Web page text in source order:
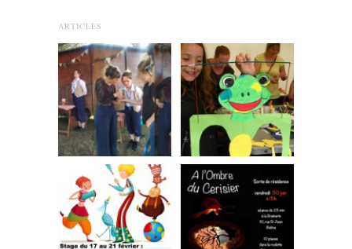
ARTICLES